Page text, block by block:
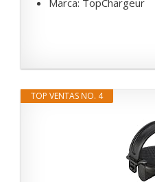
Marca: TopChargeur
TOP VENTAS NO. 4